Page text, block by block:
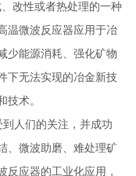
改性或者热处理的一种
温微波反应器应用于冶
少能源消耗、强化矿物
下无法实现的冶金新技
技术。
人们的关注，并成功
、微波助磨、难处理矿
反应器的工业化应用，